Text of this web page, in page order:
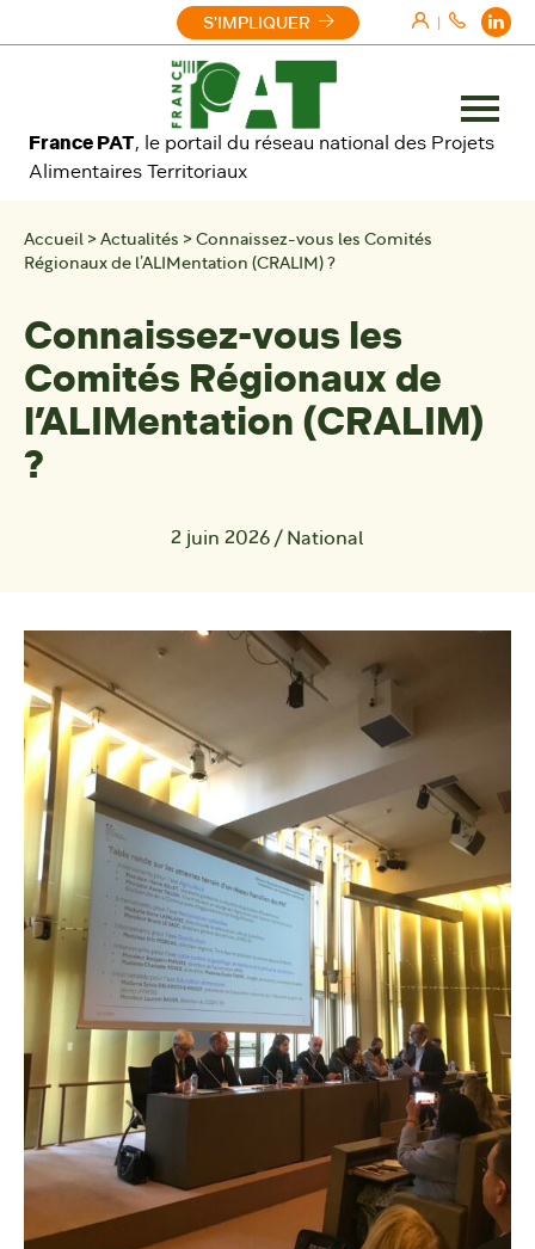
|
France PAT, le portail du réseau national des Projets
Alimentaires Territoriaux
S'IMPLIQUER
Ouvrir
le
Accueil > Actualités > Connaissez-vous les Comités
Régionaux de l’ALIMentation (CRALIM) ?
Connaissez-vous les
Comités Régionaux de
l’ALIMentation (CRALIM)
?
2 juin 2026 / National